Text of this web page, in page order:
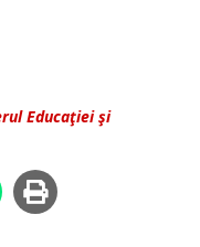
Educaţiei şi